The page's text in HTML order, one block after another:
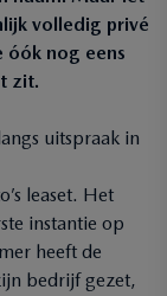
volledig privé
óók nog eens
zit.
uitspraak in
leaset. Het
instantie op
heeft de
bedrijf gezet,